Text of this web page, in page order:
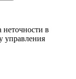
в
управления